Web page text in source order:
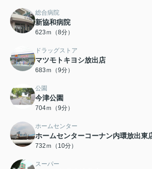
総合病院
新協和病院
623ｍ（8分）
ドラッグストア
マツモトキヨシ放出店
683ｍ（9分）
公園
今津公園
704ｍ（9分）
ホームセンター
ホームセンターコーナン内環放出東
732ｍ（10分）
スーパー